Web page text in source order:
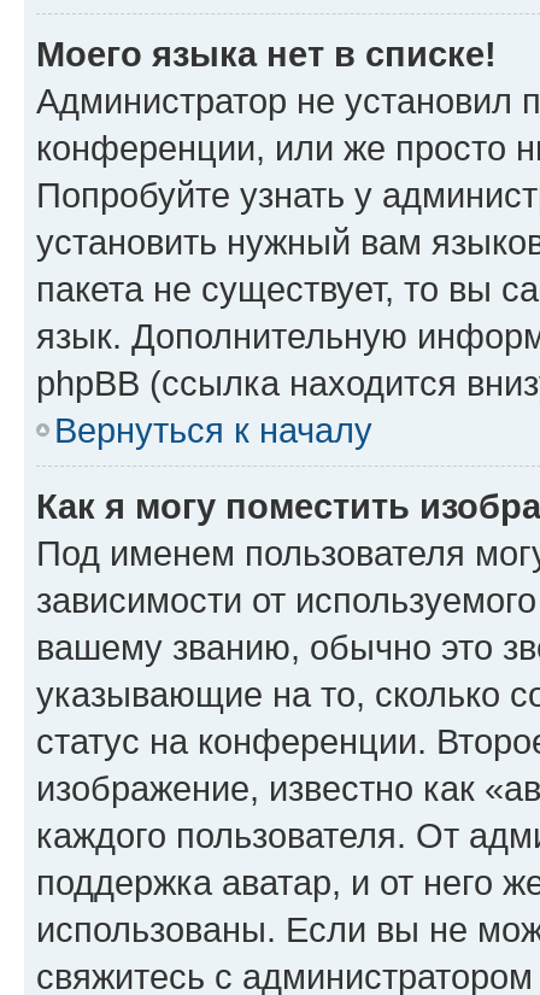
Моего языка нет в списке!
Администратор не установил
конференции, или же просто
Попробуйте узнать у
установить нужный вам
пакета не существует, то вы
язык. Дополнительную
phpBB (ссылка находится
Вернуться к началу
Как я могу поместить
Под именем пользователя
зависимости от
вашему званию, обычно это
указывающие на то, сколько
статус на конференции.
изображение, известно как
каждого пользователя. От
поддержка аватар, и от него
использованы. Если вы не
свяжитесь с